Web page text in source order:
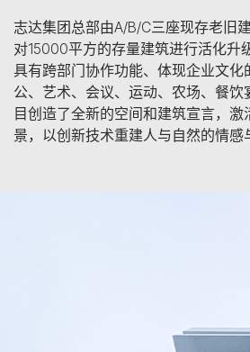
志达集团总部由A/B/C三座现存老旧
对15000平方的存量建筑进行活化升
具有跨部门协作功能、体现企业文化
公、艺术、会议、运动、农场、餐
目创造了全新的空间和建筑宣言，
景，以创新技术重建人与自然的情感